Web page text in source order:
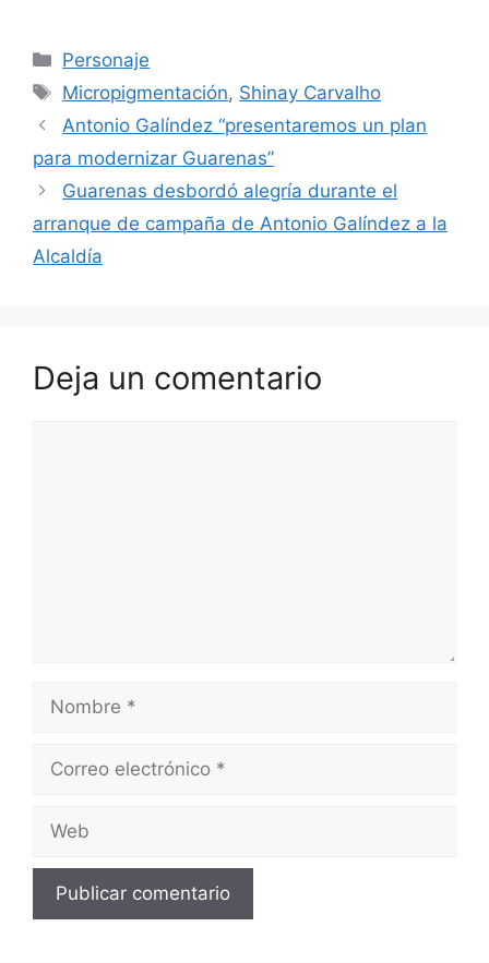
Personaje
Micropigmentación, Shinay Carvalho
Antonio Galíndez “presentaremos un plan
para modernizar Guarenas”
Guarenas desbordó alegría durante el
arranque de campaña de Antonio Galíndez a la
Alcaldía
Deja un comentario